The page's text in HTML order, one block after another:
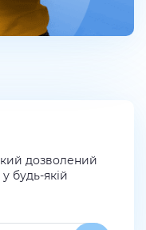
дозволений
будь-якій